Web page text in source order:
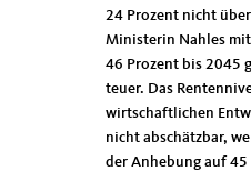
24 Prozent nicht
Ministerin Nahles
46 Prozent bis 2045
teuer. Das
wirtschaftlichen
nicht abschätzbar,
der Anhebung auf